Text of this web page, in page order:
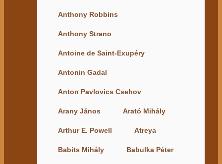
Anthony Robbins
Anthony Strano
Antoine de Saint-Exupéry
Antonin Gadal
Anton Pavlovics Csehov
Arany János Arató Mihály
Arthur E. Powell Atreya
Babits Mihály Babulka Péter